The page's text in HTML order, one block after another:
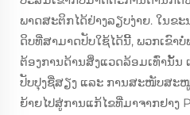
ພາດສະຕິກໄດ້ຢ່າງລຽບງ່າຍ. ໃນຂ
ດິບທີ່ສາມາດປັບໃຊ້ໄດ້ນີ້, ພວກເຂົາ
ຕ້ອງການດ້ານສິ່ງແວດລ້ອມເທົ່ານັ້ນ
ປັບປຸງຊື່ສຽງ ແລະ ການສະໜັບສະ
ຍ້າຍໄປສູ່ການແກ້ໄຂທີ່ມາຈາກຢາງ